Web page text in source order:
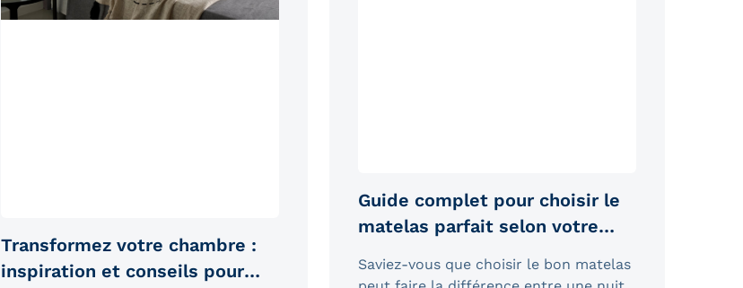
Transformez votre chambre :
inspiration et conseils pour
Guide complet pour choisir le
matelas parfait selon votre
Saviez-vous que choisir le bon matelas